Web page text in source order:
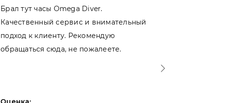
Брал тут часы Omega Diver.
Качественный сервис и внимательный
подход к клиенту. Рекомендую
обращаться сюда, не пожалеете.